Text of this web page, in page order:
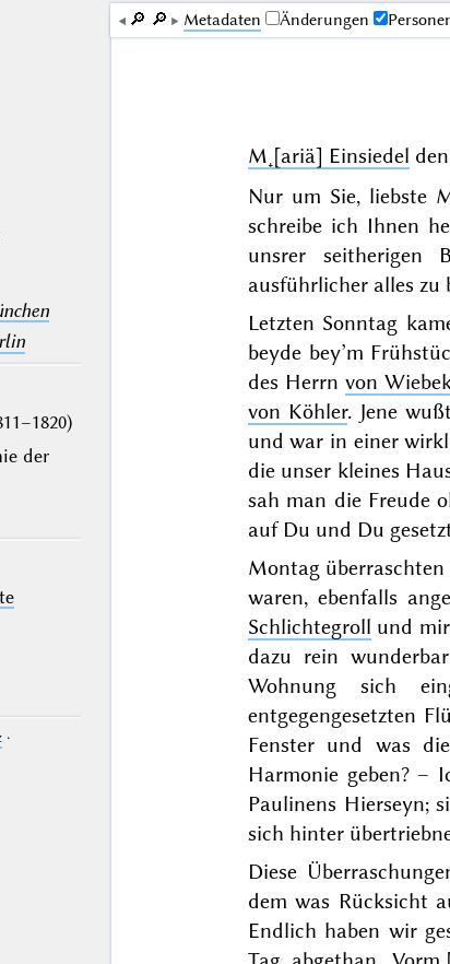
der
·
🔎︎ 🔎︎ Me­ta­da­ten Änderungen
M˖[ariä] Einsiedel den
Nur um Sie, liebste
schreibe ich Ihnen
unsrer seitherigen
ausführlicher alles zu
Letzten Sonntag
beyde bey’m
des Herrnvon
von Köhler. Jene
und war in einer
die unser kleines
sah man die Freude
auf Du und Du
Montag überraschten
waren, ebenfalls
Schlichtegroll und
dazu rein
Wohnung sich
entgegengesetzten
Fenster und was
Harmonie geben? –
Paulinens Hierseyn;
sich hinter
Diese
dem was Rücksicht
Endlich haben wir